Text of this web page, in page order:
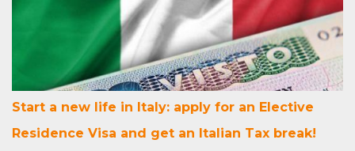
Start a new life in Italy: apply for an Elective
Residence Visa and get an Italian Tax break!